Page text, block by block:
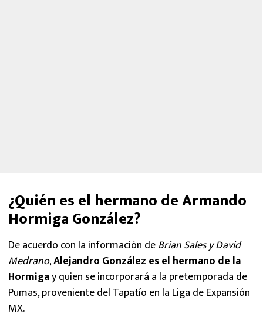
¿Quién es el hermano de Armando
Hormiga González?
De acuerdo con la información deBrian Sales y David
Medrano,Alejandro González es el hermano de la
Hormigay quien se incorporará a la pretemporada de
Pumas, proveniente del Tapatío en la Liga de Expansión
MX.